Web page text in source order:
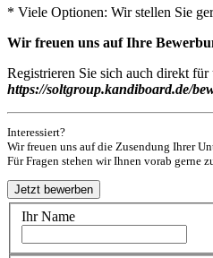
* Viele Optionen: Wir stellen Sie
Wir freuen uns auf Ihre
Registrieren Sie sich auch direkt
https://soltgroup.kandiboard.de/
Interessiert?
Wir freuen uns auf die Zusendung Ihrer
Für Fragen stehen wir Ihnen vorab gerne
Ihr Name